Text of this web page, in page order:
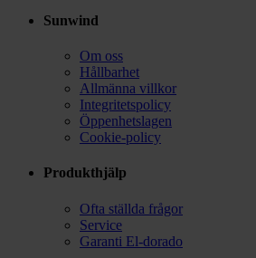
Sunwind
Om oss
Hållbarhet
Allmänna villkor
Integritetspolicy
Öppenhetslagen
Cookie-policy
Produkthjälp
Ofta ställda frågor
Service
Garanti El-dorado